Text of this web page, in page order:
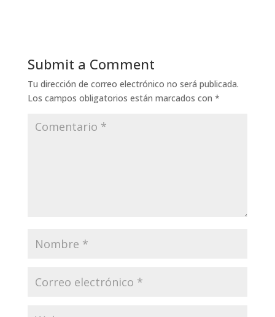
Submit a Comment
Tu dirección de correo electrónico no será publicada.
Los campos obligatorios están marcados con *